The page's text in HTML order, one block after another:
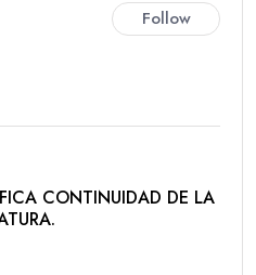
Follow
CONTINUIDAD DE LA